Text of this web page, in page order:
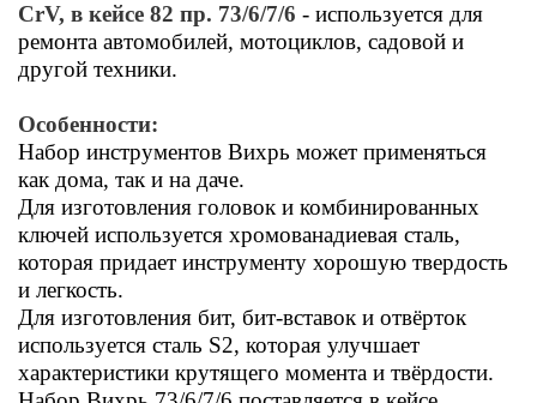
CrV, в кейсе 82 пр. 73/6/7/6 - используется для
ремонта автомобилей, мотоциклов, садовой и
другой техники.
Особенности:
Набор инструментов Вихрь может применяться
как дома, так и на даче.
Для изготовления головок и комбинированных
ключей используется хромованадиевая сталь,
которая придает инструменту хорошую твердость
и легкость.
Для изготовления бит, бит-вставок и отвёрток
используется сталь S2, которая улучшает
характеристики крутящего момента и твёрдости.